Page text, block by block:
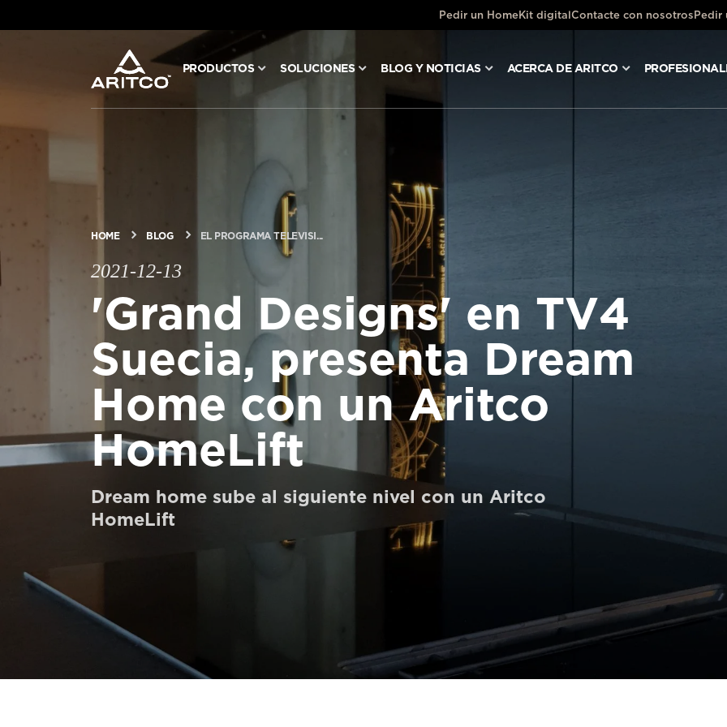
Pedir un HomeKit digitalContacte con nosotros Pedir
PRODUCTOS SOLUCIONES BLOG Y NOTICIAS ACERCA DE ARITCO
PRODUCTOS
SOLUCIONES
PROFESIONALES
Contacte con nosotros
Pedir una estimación de precio
Newsletter Registráte
HOME BLOG EL PROGRAMA TELEVISI...
2021-12-13
'Grand Designs' en TV4
Suecia, presenta Dream
Home con un Aritco
HomeLift
Dream home sube al siguiente nivel con un Aritco
HomeLift